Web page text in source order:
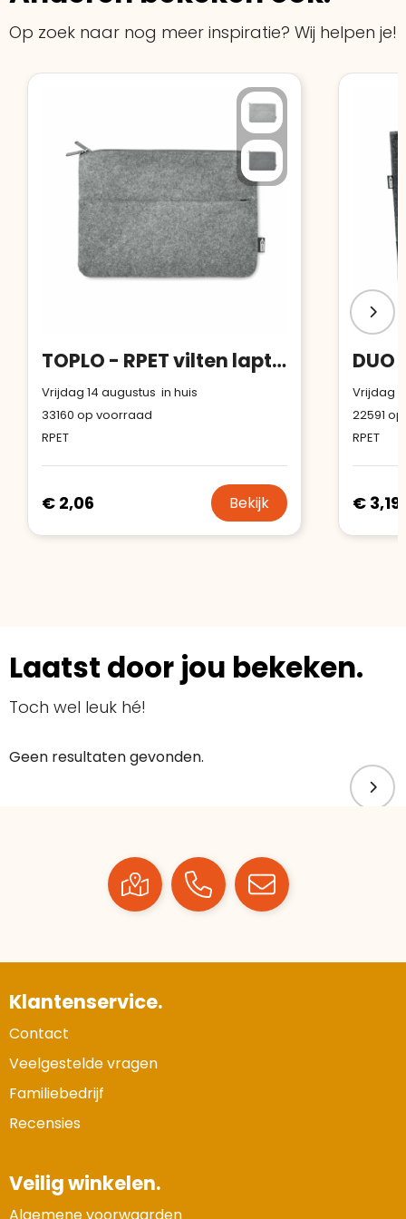
Op zoek naar nog meer inspiratie? Wij helpen je!
TOPLO - RPET vilten laptoptas
Vrijdag 14 augustus in huis
33160 op voorraad
RPET
€ 2,06 Bekijk
Vrijdag
22591
RPET
€ 3,19
Laatst door jou bekeken.
Toch wel leuk hé!
Geen resultaten gevonden.
Klantenservice.
Contact
Veelgestelde vragen
Familiebedrijf
Recensies
Veilig winkelen.